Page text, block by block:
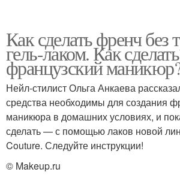
Как сделать френч без
гель-лаком. Как сделать
французский
Нейл-стилист Ольга Анкаева
средства необходимы для создания
маникюра в домашних условиях, и
сделать — с помощью лаков новой
Couture. Следуйте инструкции!
© Makeup.ru